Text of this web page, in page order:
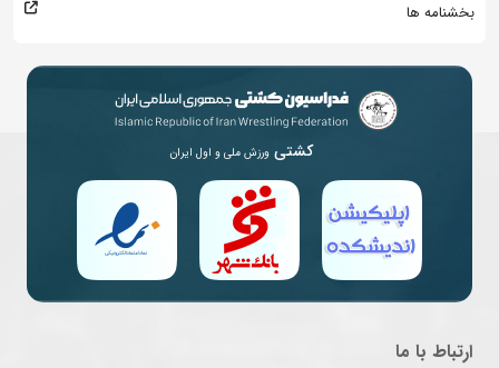
بخشنامه ها
کشتی ورزش ملی و اول ایران
ارتباط با ما